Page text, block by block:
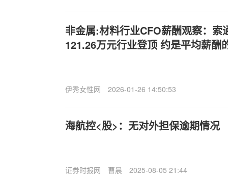
非金属:材料行业CFO薪酬观察：索
121.26万元行业登顶 约是平均薪酬
伊秀女性网 2026-01-26 14:50:53
海航控<股>：无对外担保逾期情况
证券时报网 曹晨 2025-08-05 21:44